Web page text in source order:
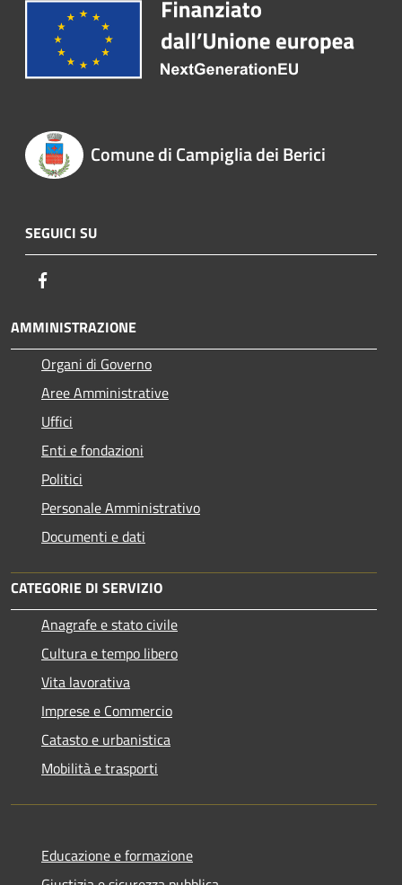
Comune di Campiglia dei Berici
SEGUICI SU
AMMINISTRAZIONE
Organi di Governo
Aree Amministrative
Uffici
Enti e fondazioni
Politici
Personale Amministrativo
Documenti e dati
CATEGORIE DI SERVIZIO
Anagrafe e stato civile
Cultura e tempo libero
Vita lavorativa
Imprese e Commercio
Catasto e urbanistica
Mobilità e trasporti
Educazione e formazione